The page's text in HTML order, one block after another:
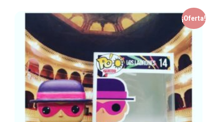
¡Oferta!